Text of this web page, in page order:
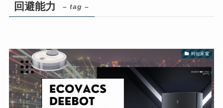
回避能力 – tag –
時短家電